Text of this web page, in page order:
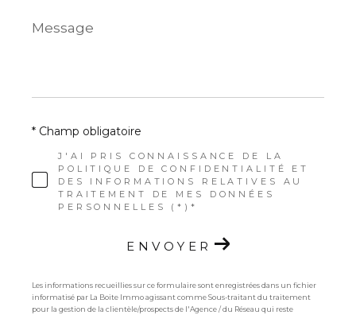
Message
*
J'AI PRIS CONNAISSANCE DE LA
POLITIQUE DE CONFIDENTIALITÉ ET
DES INFORMATIONS RELATIVES AU
TRAITEMENT DE MES DONNÉES
PERSONNELLES (*)*
* Champ obligatoire
ENVOYER
Les informations recueillies sur ce formulaire sont enregistrées dans un fichier
informatisé par La Boite Immo agissant comme Sous-traitant du traitement
pour la gestion de la clientèle/prospects de l'Agence / du Réseau qui reste